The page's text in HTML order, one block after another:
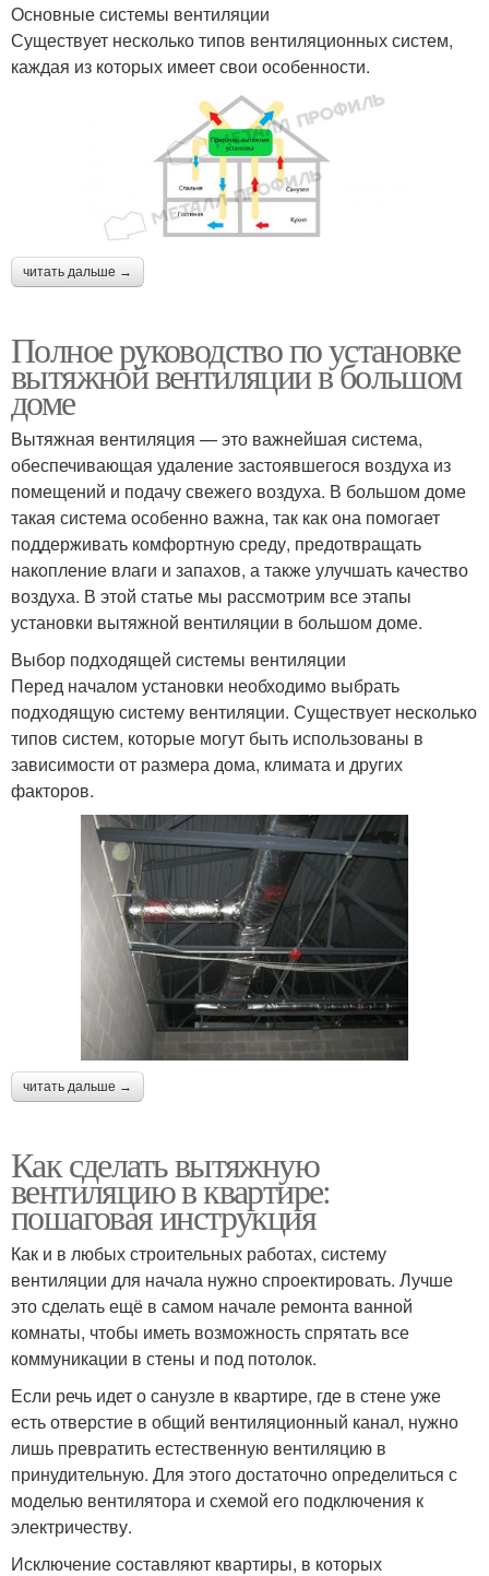
Основные системы вентиляции
Существует несколько типов вентиляционных систем,
каждая из которых имеет свои особенности.
читать дальше →
Полное руководство по установке
вытяжной вентиляции в большом
доме
Вытяжная вентиляция — это важнейшая система,
обеспечивающая удаление застоявшегося воздуха из
помещений и подачу свежего воздуха. В большом доме
такая система особенно важна, так как она помогает
поддерживать комфортную среду, предотвращать
накопление влаги и запахов, а также улучшать качество
воздуха. В этой статье мы рассмотрим все этапы
установки вытяжной вентиляции в большом доме.
Выбор подходящей системы вентиляции
Перед началом установки необходимо выбрать
подходящую систему вентиляции. Существует несколько
типов систем, которые могут быть использованы в
зависимости от размера дома, климата и других
факторов.
читать дальше →
Как сделать вытяжную
вентиляцию в квартире:
пошаговая инструкция
Как и в любых строительных работах, систему
вентиляции для начала нужно спроектировать. Лучше
это сделать ещё в самом начале ремонта ванной
комнаты, чтобы иметь возможность спрятать все
коммуникации в стены и под потолок.
Если речь идет о санузле в квартире, где в стене уже
есть отверстие в общий вентиляционный канал, нужно
лишь превратить естественную вентиляцию в
принудительную. Для этого достаточно определиться с
моделью вентилятора и схемой его подключения к
электричеству.
Исключение составляют квартиры, в которых